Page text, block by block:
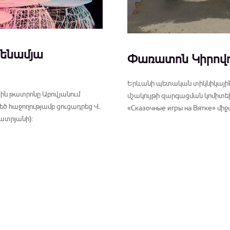
թատրոնը Աբովյանում
ցուցադրեց Վ.
Փառատոն
Երևանի պետական տիկնիկային
մշակույթի զարգացման
«Сказочные игры на Вятке»